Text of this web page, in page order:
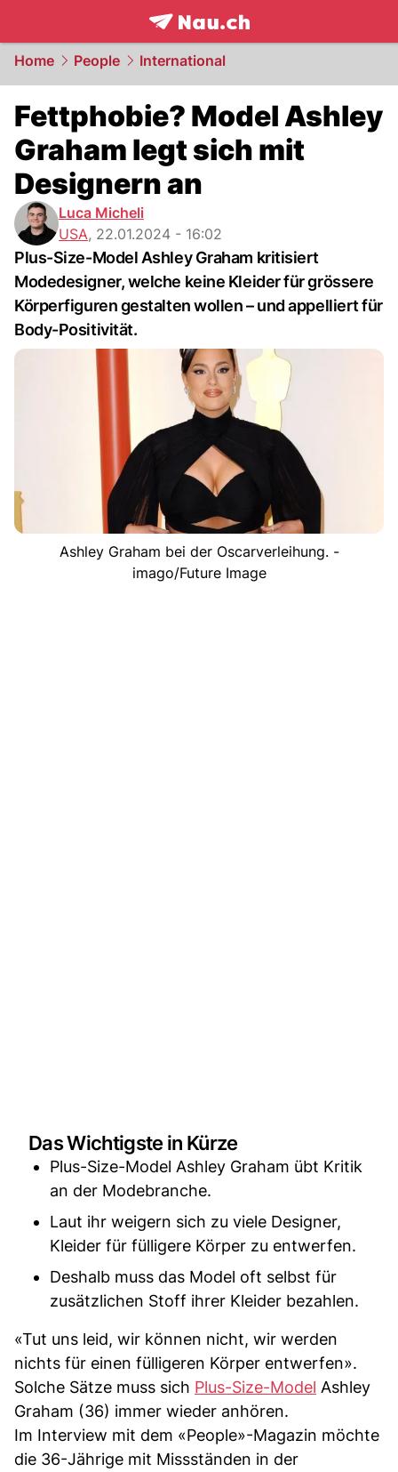
frontpage.NAU.ch
Home People International
Fettphobie? Model Ashley
Graham legt sich mit
Designern an
Luca Micheli
USA, 22.01.2024 - 16:02
Plus-Size-Model Ashley Graham kritisiert
Modedesigner, welche keine Kleider für grössere
Körperfiguren gestalten wollen – und appelliert für
Body-Positivität.
Ashley Graham bei der Oscarverleihung. -
imago/Future Image
Das Wichtigste in Kürze
Plus-Size-Model Ashley Graham übt Kritik
an der Modebranche.
Laut ihr weigern sich zu viele Designer,
Kleider für fülligere Körper zu entwerfen.
Deshalb muss das Model oft selbst für
zusätzlichen Stoff ihrer Kleider bezahlen.
«Tut uns leid, wir können nicht, wir werden
nichts für einen fülligeren Körper entwerfen».
Solche Sätze muss sich Plus-Size-Model Ashley
Graham (36) immer wieder anhören.
Im Interview mit dem «People»-Magazin möchte
die 36-Jährige mit Missständen in der